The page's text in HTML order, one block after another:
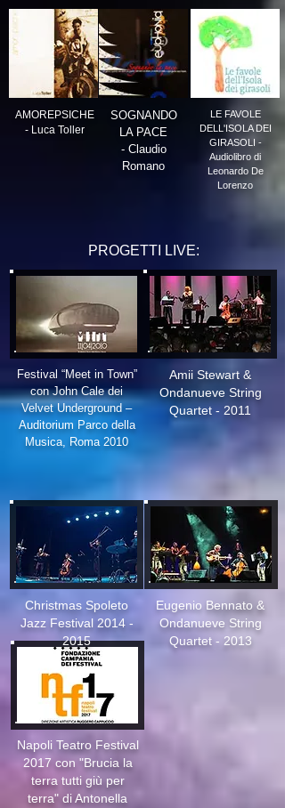
Napoli Teatro Festival
2017 con "Brucia la
terra tutti giù per
terra" di Antonella
Christmas Spoleto
Jazz Festival 2014 -
2015
Eugenio Bennato &
Ondanueve String
Quartet - 2013
Festival “Meet in Town”
con John Cale dei
Velvet Underground –
Auditorium Parco della
Musica, Roma 2010
Amii Stewart &
Ondanueve String
Quartet - 2011
PROGETTI LIVE:
SOGNANDO
LA PACE
- Claudio
Romano
AMOREPSICHE
- Luca Toller
LE FAVOLE
DELL'ISOLA DEI
GIRASOLI -
Audiolibro di
Leonardo De
Lorenzo